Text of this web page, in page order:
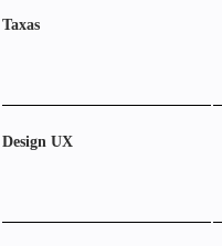
Taxas
Design UX